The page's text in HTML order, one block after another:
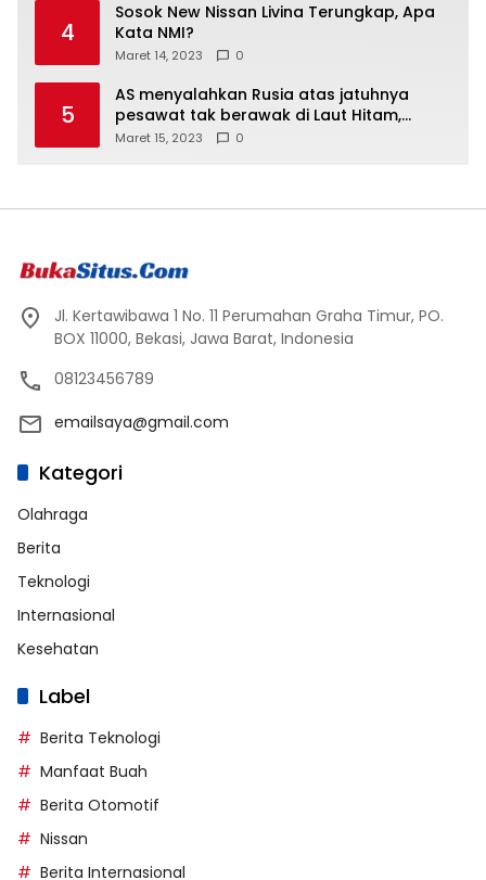
4
Sosok New Nissan Livina Terungkap, Apa
Kata NMI?
Maret 14, 2023 0
5
AS menyalahkan Rusia atas jatuhnya
pesawat tak berawak di Laut Hitam,
Moskow menyangkal
Maret 15, 2023 0
Jl. Kertawibawa 1 No. 11 Perumahan Graha Timur, PO.
BOX 11000, Bekasi, Jawa Barat, Indonesia
08123456789
emailsaya@gmail.com
Kategori
Olahraga
Berita
Teknologi
Internasional
Kesehatan
Label
Berita Teknologi
Manfaat Buah
Berita Otomotif
Nissan
Berita Internasional